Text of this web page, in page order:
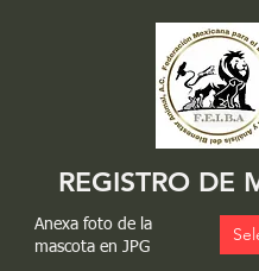
REGISTRO DE
Anexa foto de la
mascota en JPG